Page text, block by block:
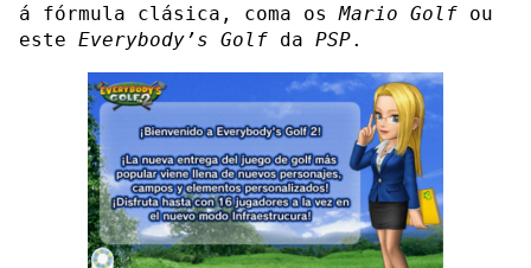
á fórmula clásica, coma osMario Golf ou
este Everybody’s Golf da PSP.